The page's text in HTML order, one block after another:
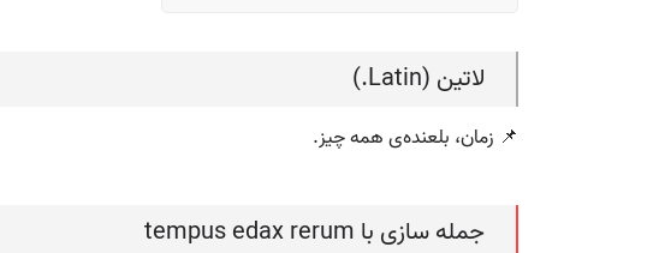
لاتین (Latin.)
📌 زمان، بلعنده‌ی همه چیز.
جمله سازی با tempus edax rerum